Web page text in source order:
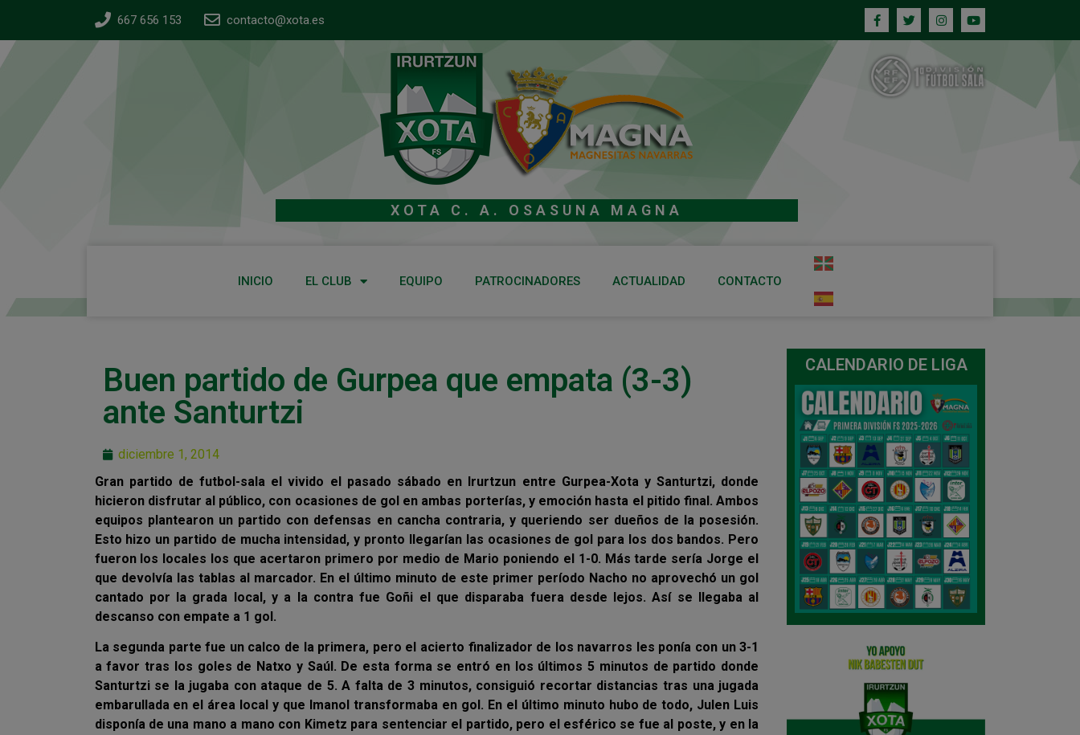
667 656 153 contacto@xota.es
XOTA C. A. OSASUNA MAGNA
INICIO EL CLUB EQUIPO PATROCINADORES ACTUALIDAD CONTACTO
Buen partido de Gurpea que empata (3-3)
ante Santurtzi
diciembre 1, 2014
Gran partido de futbol-sala el vivido el pasado sábado en Irurtzun entre Gurpea-Xota y Santurtzi, donde
hicieron disfrutar al público, con ocasiones de gol en ambas porterías, y emoción hasta el pitido final.Ambos
equipos plantearon un partido con defensas en cancha contraria, y queriendo ser dueños de la posesión.
Esto hizo un partido de mucha intensidad, y pronto llegarían las ocasiones de gol para los dos bandos. Pero
fueron los locales los que acertaron primero por medio de Mario poniendo el 1-0. Más tarde sería Jorge el
que devolvía las tablas al marcador. En el último minuto de este primer período Nacho no aprovechó un gol
cantado por la grada local, y a la contra fue Goñi el que disparaba fuera desde lejos. Así se llegaba al
descanso con empate a 1 gol.
La segunda parte fue un calco de la primera, pero el acierto finalizador de los navarros les ponía con un 3-1
a favor tras los goles de Natxo y Saúl. De esta forma se entró en los últimos 5 minutos de partido donde
Santurtzi se la jugaba con ataque de 5. A falta de 3 minutos, consiguió recortar distancias tras una jugada
embarullada en el área local y que Imanol transformaba en gol. En el último minuto hubo de todo, Julen Luis
disponía de una mano a mano con Kimetz para sentenciar el partido, pero el esférico se fue al poste, y en la
CALENDARIO DE LIGA